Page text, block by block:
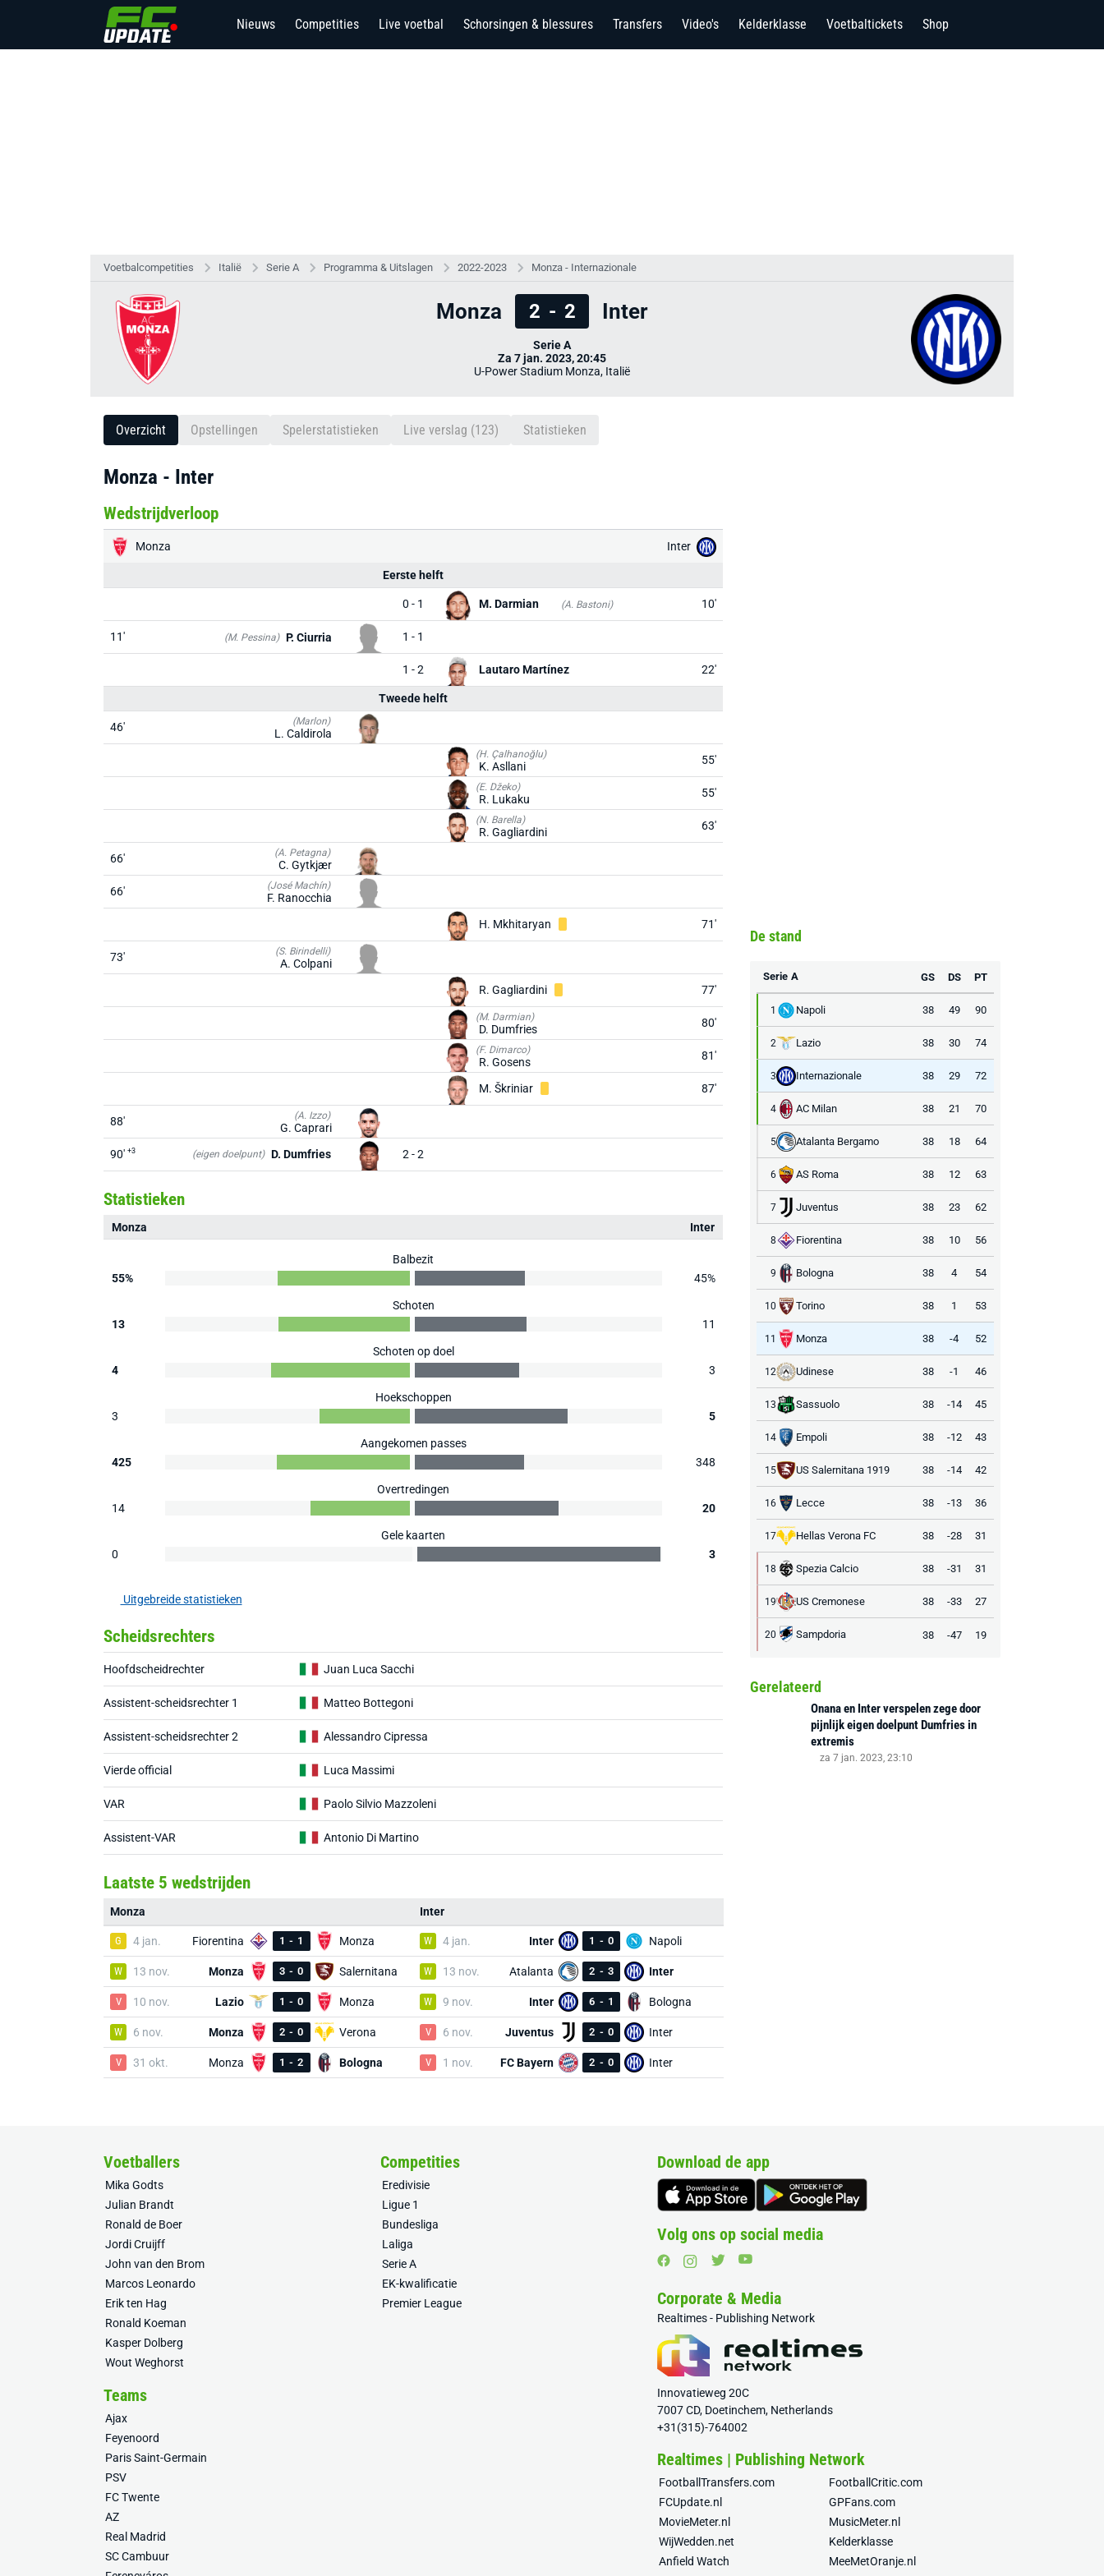
Nieuws Competities Live voetbal Schorsingen & blessures Transfers Video's Kelderklasse Voetbaltickets Shop
Voetbalcompetities Italië Serie A Programma & Uitslagen 2022-2023 Monza - Internazionale
Monza 2 - 2 Inter
Serie A
Za 7 jan. 2023, 20:45
U-Power Stadium Monza, Italië
Overzicht Opstellingen Spelerstatistieken Live verslag (123) Statistieken
Monza - Inter
Wedstrijdverloop
Monza Inter
Eerste helft
0 - 1 M. Darmian (A. Bastoni) 10'
11' (M. Pessina) P. Ciurria 1 - 1
1 - 2 Lautaro Martínez 22'
Tweede helft
46' (Marlon)
L. Caldirola
(H. Çalhanoğlu)
K. Asllani 55'
(E. Džeko)
R. Lukaku 55'
(N. Barella)
R. Gagliardini 63'
66' (A. Petagna)
C. Gytkjær
66'
(José Machín)
F. Ranocchia
H. Mkhitaryan
71'
73' (S. Birindelli)
A. Colpani
R. Gagliardini
77'
(M. Darmian)
D. Dumfries 80'
(F. Dimarco)
R. Gosens 81'
M. Škriniar 87'
88' (A. Izzo)
G. Caprari
90' +3 (eigen doelpunt) D. Dumfries 2 - 2
Statistieken
Monza Inter
Balbezit
55%
45%
Schoten
13
11
Schoten op doel
4
3
Hoekschoppen
3
5
Aangekomen passes
425
348
Overtredingen
14
20
Gele kaarten
0
3
Uitgebreide statistieken
Scheidsrechters
Hoofdscheidrechter Juan Luca Sacchi
Assistent-scheidsrechter 1 Matteo Bottegoni
Assistent-scheidsrechter 2 Alessandro Cipressa
Vierde official Luca Massimi
VAR Paolo Silvio Mazzoleni
Assistent-VAR Antonio Di Martino
Laatste 5 wedstrijden
Monza
G 4 jan. Fiorentina 1 - 1 Monza
W 13 nov. Monza 3 - 0 Salernitana
V 10 nov. Lazio 1 - 0 Monza
W 6 nov. Monza 2 - 0 Verona
V 31 okt. Monza 1 - 2 Bologna
Inter
W 4 jan. Inter 1 - 0 Napoli
W 13 nov. Atalanta 2 - 3 Inter
W 9 nov. Inter 6 - 1 Bologna
V 6 nov. Juventus 2 - 0 Inter
V 1 nov. FC Bayern 2 - 0 Inter
De stand
Serie A GS DS PT
1 Napoli 38 49 90
2 Lazio 38 30 74
3 Internazionale 38 29 72
4 AC Milan 38 21 70
5 Atalanta Bergamo 38 18 64
6 AS Roma 38 12 63
7 Juventus 38 23 62
8 Fiorentina 38 10 56
9 Bologna 38 4 54
10 Torino 38 1 53
11 Monza 38 -4 52
12 Udinese 38 -1 46
13 Sassuolo 38 -14 45
14 Empoli 38 -12 43
15 US Salernitana 1919 38 -14 42
16 Lecce 38 -13 36
17 Hellas Verona FC 38 -28 31
18 Spezia Calcio 38 -31 31
19 US Cremonese 38 -33 27
20 Sampdoria 38 -47 19
Gerelateerd
Onana en Inter verspelen zege door
pijnlijk eigen doelpunt Dumfries in
extremis
za 7 jan. 2023, 23:10
Voetballers
Mika Godts
Julian Brandt
Ronald de Boer
Jordi Cruijff
John van den Brom
Marcos Leonardo
Erik ten Hag
Ronald Koeman
Kasper Dolberg
Wout Weghorst
Competities
Eredivisie
Ligue 1
Bundesliga
Laliga
Serie A
EK-kwalificatie
Premier League
Teams
Ajax
Feyenoord
Paris Saint-Germain
PSV
FC Twente
AZ
Real Madrid
SC Cambuur
Download de app
Volg ons op social media
Corporate & Media
Realtimes - Publishing Network
Innovatieweg 20C
7007 CD, Doetinchem, Netherlands
+31(315)-764002
Realtimes | Publishing Network
FootballTransfers.com
FootballCritic.com
FCUpdate.nl
GPFans.com
MovieMeter.nl
MusicMeter.nl
WijWedden.net
Kelderklasse
Anfield Watch
MeeMetOranje.nl